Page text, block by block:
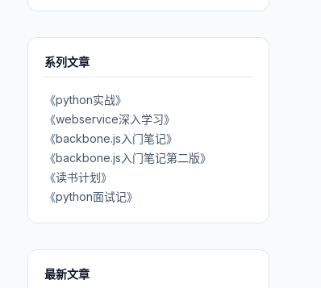
系列文章
《python实战》
《webservice深入学习》
《backbone.js入门笔记》
《backbone.js入门笔记第二版》
《读书计划》
《python面试记》
最新文章